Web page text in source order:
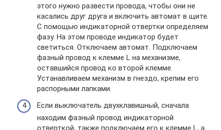
этого нужно развести провода, чтобы они не
касались друг друга и включить автомат в щите.
С помощью индикаторной отвертки определяем
фазу. На этом проводе индикатор будет
светиться. Отключаем автомат. Подключаем
фазный провод к клемме L на механизме,
оставшийся провод ко второй клемме.
Устанавливаем механизм в гнездо, крепим его
распорными лапками.
Если выключатель двухклавишный, сначала
находим фазный провод индикаторной
отверткой, также подключаем его к клемме L, а